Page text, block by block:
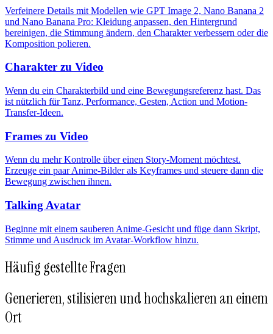
Verfeinere Details mit Modellen wie GPT Image 2, Nano Banana 2
und Nano Banana Pro: Kleidung anpassen, den Hintergrund
bereinigen, die Stimmung ändern, den Charakter verbessern oder die
Komposition polieren.
Charakter zu Video
Wenn du ein Charakterbild und eine Bewegungsreferenz hast. Das
ist nützlich für Tanz, Performance, Gesten, Action und Motion-
Transfer-Ideen.
Frames zu Video
Wenn du mehr Kontrolle über einen Story-Moment möchtest.
Erzeuge ein paar Anime-Bilder als Keyframes und steuere dann die
Bewegung zwischen ihnen.
Talking Avatar
Beginne mit einem sauberen Anime-Gesicht und füge dann Skript,
Stimme und Ausdruck im Avatar-Workflow hinzu.
Häufig gestellte Fragen
Generieren, stilisieren und hochskalieren an einem
Ort